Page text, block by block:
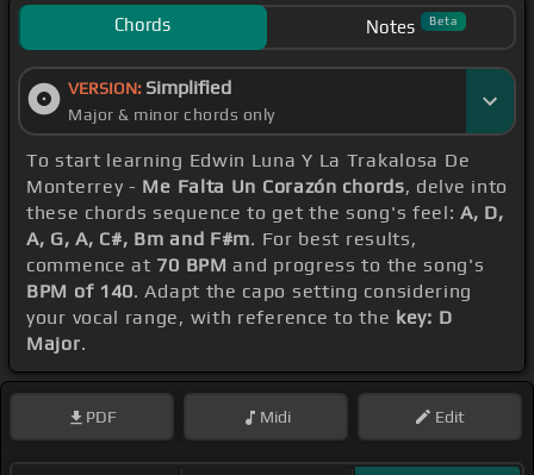
Chords Notes Beta
VERSION: Simplified
Major & minor chords only
To start learning Edwin Luna Y La Trakalosa De
Monterrey - Me Falta Un Corazón chords, delve into
these chords sequence to get the song's feel:A, D,
A, G, A, C#, Bm and F#m. For best results,
commence at 70 BPM and progress to the song's
BPM of 140. Adapt the capo setting considering
your vocal range, with reference to the key: D
Major.
PDF Midi Edit